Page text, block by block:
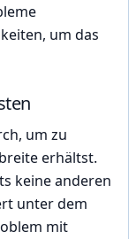
um das
um zu
erhältst.
keine anderen
unter dem
mit